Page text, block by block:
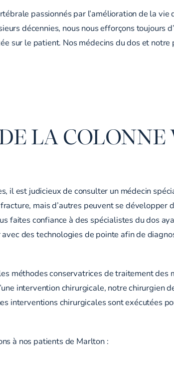
passionnés par l’amélioration de la
décennies, nous nous efforçons toujours
sur le patient. Nos médecins du dos et
LA
il est judicieux de consulter un médecin
mais d’autres peuvent se
faites confiance à des spécialistes du dos
des technologies de pointe afin de
méthodes conservatrices de traitement des
intervention chirurgicale, notre
interventions chirurgicales sont exécutées
à nos patients de Marlton :